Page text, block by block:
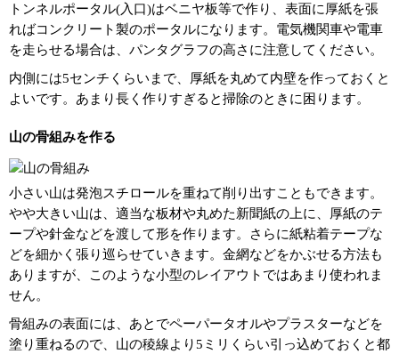
トンネルポータル(入口)はベニヤ板等で作り、表面に厚紙を張
ればコンクリート製のポータルになります。電気機関車や電車
を走らせる場合は、パンタグラフの高さに注意してください。
内側には5センチくらいまで、厚紙を丸めて内壁を作っておくと
よいです。あまり長く作りすぎると掃除のときに困ります。
山の骨組みを作る
小さい山は発泡スチロールを重ねて削り出すこともできます。
やや大きい山は、適当な板材や丸めた新聞紙の上に、厚紙のテ
ープや針金などを渡して形を作ります。さらに紙粘着テープな
どを細かく張り巡らせていきます。金網などをかぶせる方法も
ありますが、このような小型のレイアウトではあまり使われま
せん。
骨組みの表面には、あとでペーパータオルやプラスターなどを
塗り重ねるので、山の稜線より5ミリくらい引っ込めておくと都